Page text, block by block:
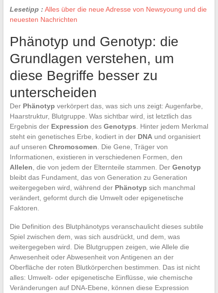
Lesetipp : Alles über die neue Adresse von Newsyoung und die
neuesten Nachrichten
Phänotyp und Genotyp: die
Grundlagen verstehen, um
diese Begriffe besser zu
unterscheiden
Der Phänotyp verkörpert das, was sich uns zeigt: Augenfarbe,
Haarstruktur, Blutgruppe. Was sichtbar wird, ist letztlich das
Ergebnis der Expression des Genotyps . Hinter jedem Merkmal
steht ein genetisches Erbe, kodiert in der DNAund organisiert
auf unseren Chromosomen . Die Gene, Träger von
Informationen, existieren in verschiedenen Formen, den
Allelen , die von jedem der Elternteile stammen. Der Genotyp
bleibt das Fundament, das von Generation zu Generation
weitergegeben wird, während der Phänotyp sich manchmal
verändert, geformt durch die Umwelt oder epigenetische
Faktoren.
Die Definition des Blutphänotyps veranschaulicht dieses subtile
Spiel zwischen dem, was sich ausdrückt, und dem, was
weitergegeben wird. Die Blutgruppen zeigen, wie Allele die
Anwesenheit oder Abwesenheit von Antigenen an der
Oberfläche der roten Blutkörperchen bestimmen. Das ist nicht
alles: Umwelt- oder epigenetische Einflüsse, wie chemische
Veränderungen auf DNA-Ebene, können diese Expression